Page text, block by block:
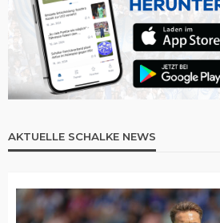
AKTUELLE SCHALKE NEWS